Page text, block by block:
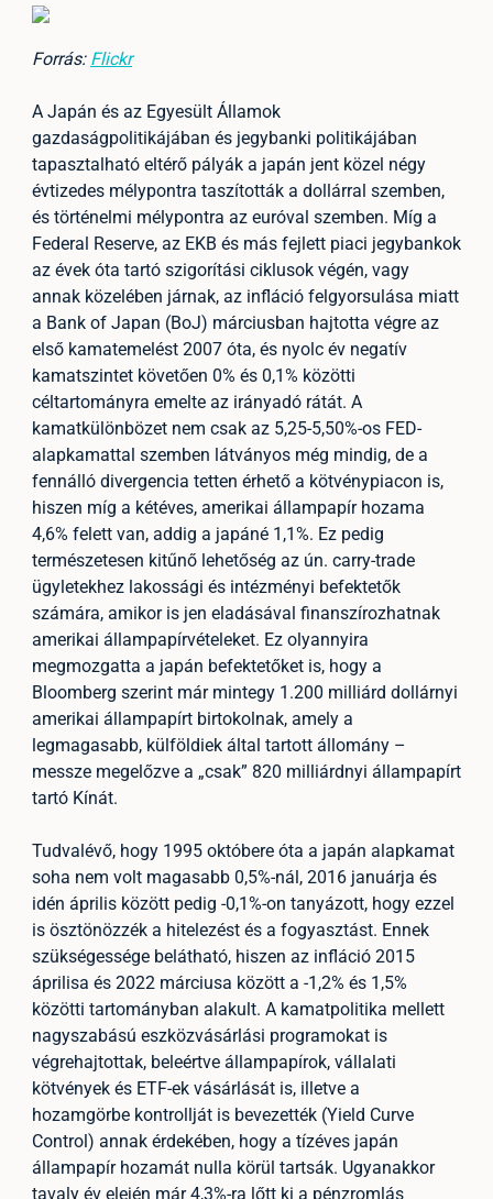
Forrás: Flickr
A Japán és az Egyesült Államok
gazdaságpolitikájában és jegybanki politikájában
tapasztalható eltérő pályák a japán jent közel négy
évtizedes mélypontra taszították a dollárral szemben,
és történelmi mélypontra az euróval szemben. Míg a
Federal Reserve, az EKB és más fejlett piaci jegybankok
az évek óta tartó szigorítási ciklusok végén, vagy
annak közelében járnak, az infláció felgyorsulása miatt
a Bank of Japan (BoJ) márciusban hajtotta végre az
első kamatemelést 2007 óta, és nyolc év negatív
kamatszintet követően 0% és 0,1% közötti
céltartományra emelte az irányadó rátát. A
kamatkülönbözet nem csak az 5,25-5,50%-os FED-
alapkamattal szemben látványos még mindig, de a
fennálló divergencia tetten érhető a kötvénypiacon is,
hiszen míg a kétéves, amerikai állampapír hozama
4,6% felett van, addig a japáné 1,1%. Ez pedig
természetesen kitűnő lehetőség az ún. carry-trade
ügyletekhez lakossági és intézményi befektetők
számára, amikor is jen eladásával finanszírozhatnak
amerikai állampapírvételeket. Ez olyannyira
megmozgatta a japán befektetőket is, hogy a
Bloomberg szerint már mintegy 1.200 milliárd dollárnyi
amerikai állampapírt birtokolnak, amely a
legmagasabb, külföldiek által tartott állomány –
messze megelőzve a „csak” 820 milliárdnyi állampapírt
tartó Kínát.
Tudvalévő, hogy 1995 októbere óta a japán alapkamat
soha nem volt magasabb 0,5%-nál, 2016 januárja és
idén április között pedig -0,1%-on tanyázott, hogy ezzel
is ösztönözzék a hitelezést és a fogyasztást. Ennek
szükségessége belátható, hiszen az infláció 2015
áprilisa és 2022 márciusa között a -1,2% és 1,5%
közötti tartományban alakult. A kamatpolitika mellett
nagyszabású eszközvásárlási programokat is
végrehajtottak, beleértve állampapírok, vállalati
kötvények és ETF-ek vásárlását is, illetve a
hozamgörbe kontrollját is bevezették (Yield Curve
Control) annak érdekében, hogy a tízéves japán
állampapír hozamát nulla körül tartsák. Ugyanakkor
tavaly év elején már 4,3%-ra lőtt ki a pénzromlás